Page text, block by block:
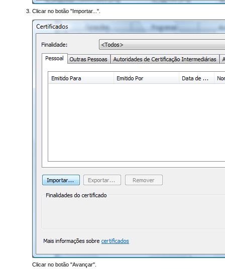
Clicar no botão "Importar...".
Clicar no botão "Avançar".